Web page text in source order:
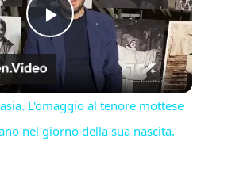
Play
Video
L'omaggio al tenore mottese
nel giorno della sua nascita.